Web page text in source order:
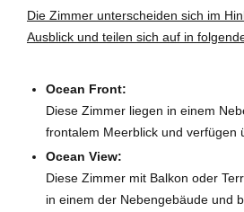
Die Zimmer unterscheiden sich im
Ausblick und teilen sich auf in
Ocean Front:
Diese Zimmer liegen in einem
frontalem Meerblick und verfügen
Ocean View:
Diese Zimmer mit Balkon oder
in einem der Nebengebäude und